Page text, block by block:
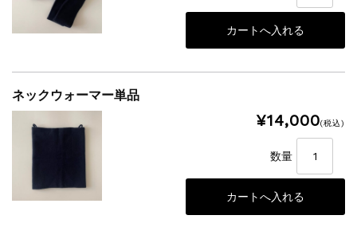
ネックウォーマー単品
¥14,000(税込)
数量